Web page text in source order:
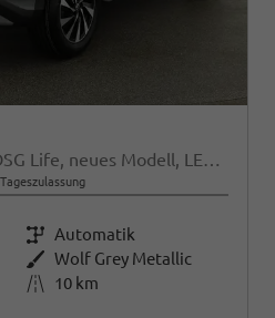
1.5 eTSI 110 kW Life DSG Life, neues Modell, LED, Kamera, Side, Winter, 17-Zoll
Getriebe Automatik
Außenfarbe Wolf Grey Metallic
Kilometerstand
10 km